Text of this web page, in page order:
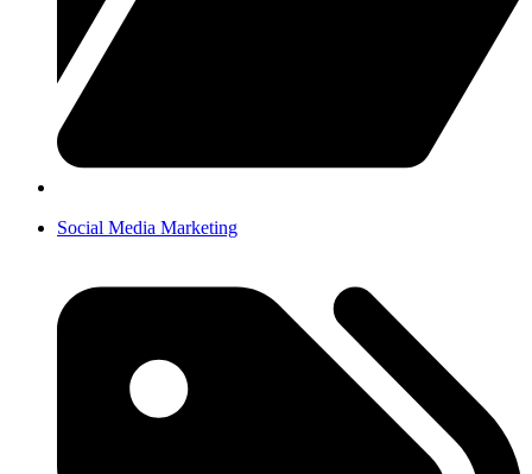
Social Media Marketing